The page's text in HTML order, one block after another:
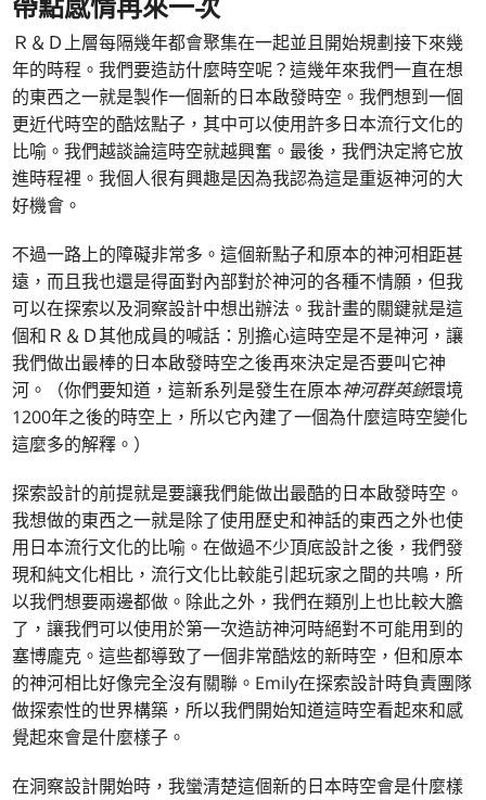
帶點感情再來一次
Ｒ＆Ｄ上層每隔幾年都會聚集在一起並且開始規劃接下來幾
年的時程。我們要造訪什麼時空呢？這幾年來我們一直在想
的東西之一就是製作一個新的日本啟發時空。我們想到一個
更近代時空的酷炫點子，其中可以使用許多日本流行文化的
比喻。我們越談論這時空就越興奮。最後，我們決定將它放
進時程裡。我個人很有興趣是因為我認為這是重返神河的大
好機會。
不過一路上的障礙非常多。這個新點子和原本的神河相距甚
遠，而且我也還是得面對內部對於神河的各種不情願，但我
可以在探索以及洞察設計中想出辦法。我計畫的關鍵就是這
個和Ｒ＆Ｄ其他成員的喊話：別擔心這時空是不是神河，讓
我們做出最棒的日本啟發時空之後再來決定是否要叫它神
河。（你們要知道，這新系列是發生在原本神河群英錄環境
1200年之後的時空上，所以它內建了一個為什麼這時空變化
這麼多的解釋。）
探索設計的前提就是要讓我們能做出最酷的日本啟發時空。
我想做的東西之一就是除了使用歷史和神話的東西之外也使
用日本流行文化的比喻。在做過不少頂底設計之後，我們發
現和純文化相比，流行文化比較能引起玩家之間的共鳴，所
以我們想要兩邊都做。除此之外，我們在類別上也比較大膽
了，讓我們可以使用於第一次造訪神河時絕對不可能用到的
塞博龐克。這些都導致了一個非常酷炫的新時空，但和原本
的神河相比好像完全沒有關聯。Emily在探索設計時負責團隊
做探索性的世界構築，所以我們開始知道這時空看起來和感
覺起來會是什麼樣子。
在洞察設計開始時，我蠻清楚這個新的日本時空會是什麼樣